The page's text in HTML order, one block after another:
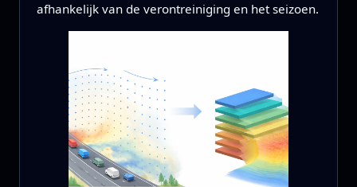
afhankelijk van de verontreiniging en het seizoen.